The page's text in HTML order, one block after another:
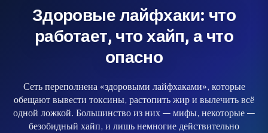
Здоровые лайфхаки: что
работает, что хайп, а что
опасно
Сеть переполнена «здоровыми лайфхаками», которые
обещают вывести токсины, растопить жир и вылечить всё
одной ложкой. Большинство из них — мифы, некоторые —
безобидный хайп, и лишь немногие действительно